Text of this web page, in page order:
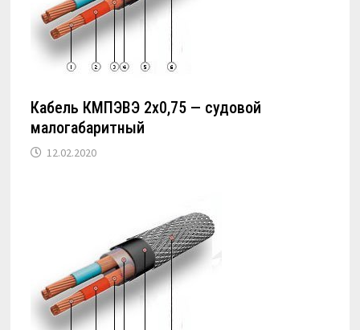
Кабель КМПЭВЭ 2х0,75 — судовой
малогабаритный
12.02.2020